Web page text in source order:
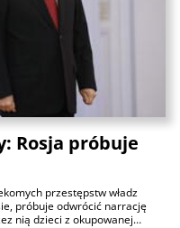
Rosja próbuje
przestępstw władz
próbuje odwrócić narrację
nią dzieci z okupowanej…